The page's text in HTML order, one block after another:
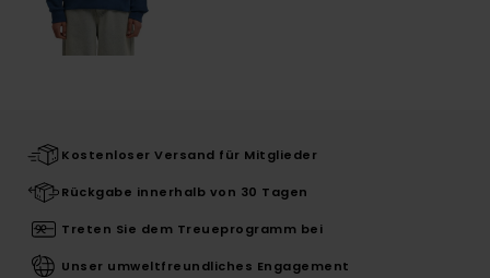
Kostenloser Versand für Mitglieder
Rückgabe innerhalb von 30 Tagen
Treten Sie dem Treueprogramm bei
Unser umweltfreundliches Engagement